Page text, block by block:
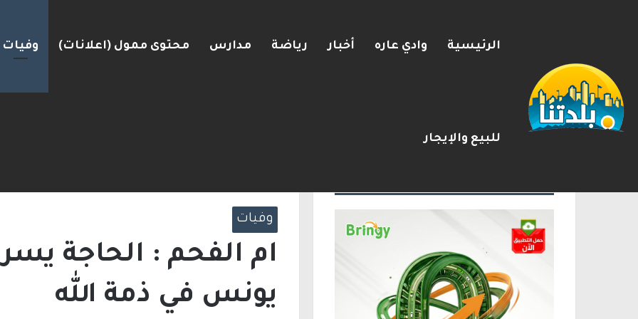
الرئيسية وادي عاره أخبار رياضة مدارس محتوى ممول (اعلانات) وفيات
للبيع والإيجار
2026-08-08 شريط الأخبار
وفيات
ام الفحم : الحاجة
يونس في ذمة الله